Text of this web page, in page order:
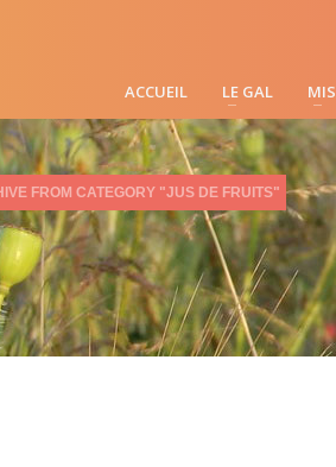
ACCUEIL LE GAL
FROM CATEGORY "JUS DE FRUITS"